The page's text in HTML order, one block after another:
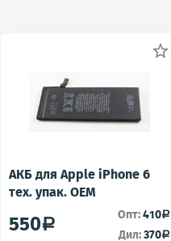

АКБ для Apple iPhone 6
тех. упак. OEM
550a Опт:410a
Дил:370a